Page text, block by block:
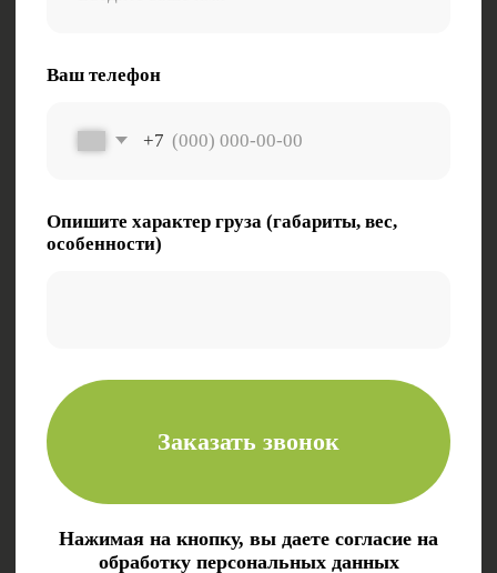
zakaz@tk-kometa.ru
Политика в отношении обработки
персональных данных
ООО «Комета»
630087, Новосибирская область, г. Новосибирск,
ул. Новогодняя, д. 24/1
ИНН/КПП 5403084806/540301001
ОГРН 1245400029588